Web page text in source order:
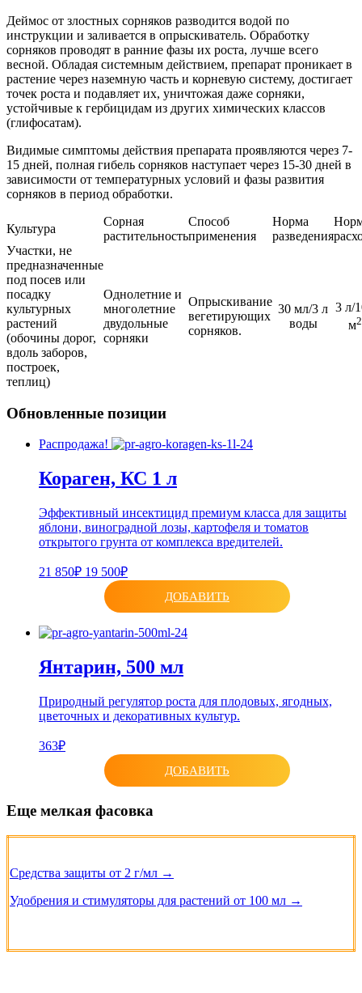
Деймос от злостных сорняков разводится водой по
инструкции и заливается в опрыскиватель. Обработку
сорняков проводят в ранние фазы их роста, лучше всего
весной. Обладая системным действием, препарат проникает в
растение через наземную часть и корневую систему, достигает
точек роста и подавляет их, уничтожая даже сорняки,
устойчивые к гербицидам из других химических классов
(глифосатам).
Видимые симптомы действия препарата проявляются через 7-
15 дней, полная гибель сорняков наступает через 15-30 дней в
зависимости от температурных условий и фазы развития
сорняков в период обработки.
Культура
Сорная
растительность
Способ
применения
Норма
разведения
Участки, не
предназначенные
под посев или
посадку
культурных
растений
(обочины дорог,
вдоль заборов,
построек,
теплиц)
Однолетние и
многолетние
двудольные
сорняки
Опрыскивание
вегетирующих
сорняков.
30 мл/3 л
воды
3 л/
м2
Обновленные позиции
Распродажа!
Кораген, КС 1 л
Эффективный инсектицид премиум класса для защиты
яблони, виноградной лозы, картофеля и томатов
открытого грунта от комплекса вредителей.
21 850₽ 19 500₽
ДОБАВИТЬ
Янтарин, 500 мл
Природный регулятор роста для плодовых, ягодных,
цветочных и декоративных культур.
363₽
ДОБАВИТЬ
Еще мелкая фасовка
Средства защиты от 2 г/мл →
Удобрения и стимуляторы для растений от 100 мл →